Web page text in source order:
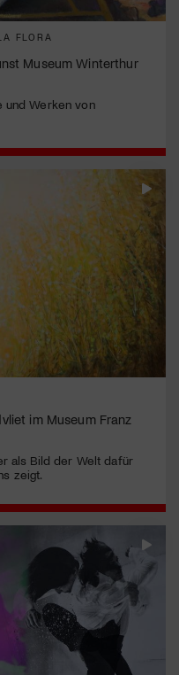
FLORA
Museum Winterthur
und Werken von
im Museum Franz
als Bild der Welt dafür
zeigt.